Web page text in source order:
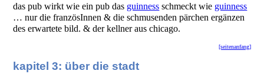
das pub wirkt wie ein pub das guinness schmeckt wie guinness
… nur die französInnen & die schmusenden pärchen ergänzen
des erwartete bild. & der kellner aus chicago.
[seitenanfang]
kapitel 3: über die stadt